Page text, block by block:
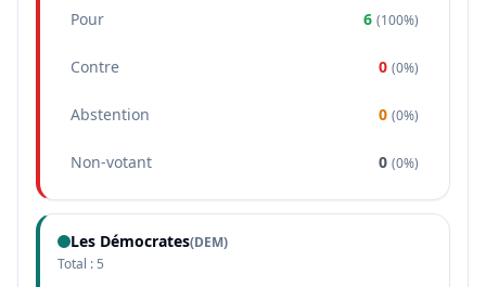
Pour 6 (100%)
Contre 0 (0%)
Abstention 0 (0%)
Non-votant 0 (0%)
Les Démocrates(DEM)
Total : 5